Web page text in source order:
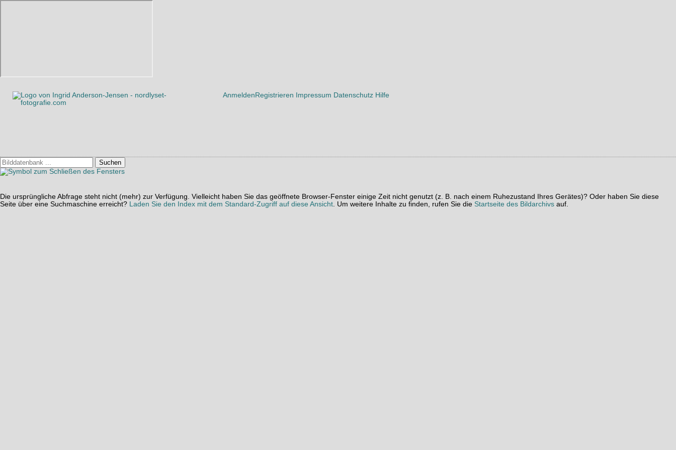
Anmelden Registrieren Impressum Datenschutz Hilfe
Suchen
Die ursprüngliche Abfrage steht nicht (mehr) zur Verfügung. Vielleicht haben Sie das geöffnete Browser-Fenster einige Zeit nicht genutzt (z. B. nach einem Ruhezustand Ihres Gerätes)? Oder haben Sie diese
Seite über eine Suchmaschine erreicht? Laden Sie den Index mit dem Standard-Zugriff auf diese Ansicht. Um weitere Inhalte zu finden, rufen Sie die Startseite des Bildarchivs auf.